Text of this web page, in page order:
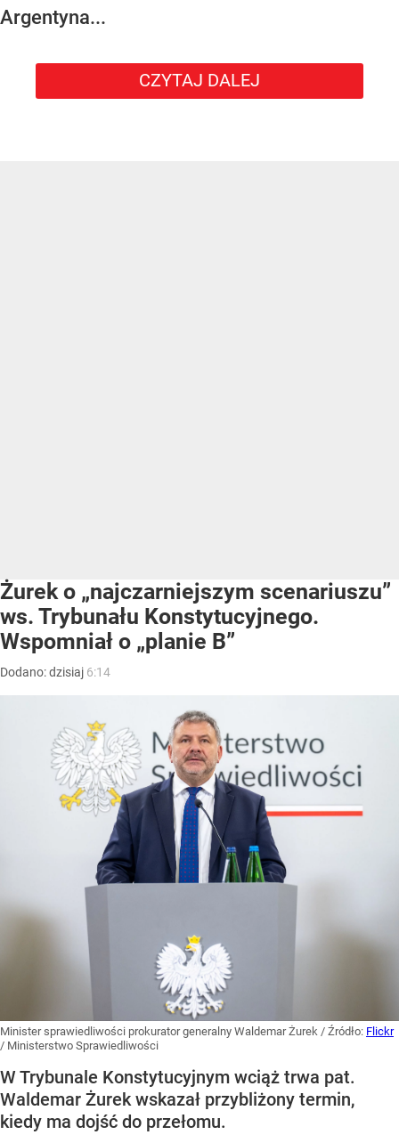
Argentyna...
CZYTAJ DALEJ
Żurek o „najczarniejszym scenariuszu”
ws. Trybunału Konstytucyjnego.
Wspomniał o „planie B”
Dodano:dzisiaj 6:14
Minister sprawiedliwości prokurator generalny Waldemar Żurek / Źródło: Flickr
/ Ministerstwo Sprawiedliwości
W Trybunale Konstytucyjnym wciąż trwa pat.
Waldemar Żurek wskazał przybliżony termin,
kiedy ma dojść do przełomu.